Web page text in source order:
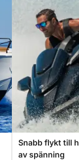
Snabb flykt till
av spänning